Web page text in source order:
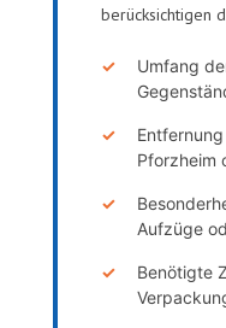
berücksichtigen
Umfang
Pforzheim
Aufzüge
Benötigte